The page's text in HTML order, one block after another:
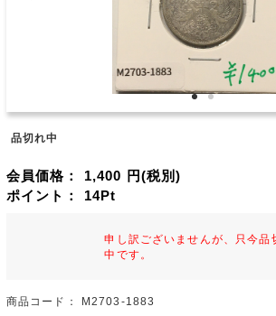
品切れ中
会員価格： 1,400 円(税別)
ポイント： 14Pt
申し訳ございませんが、只今品
中です。
商品コード： M2703-1883